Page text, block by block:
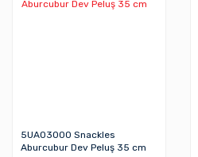
5UA03000 Snackles
Aburcubur Dev Peluş 35 cm